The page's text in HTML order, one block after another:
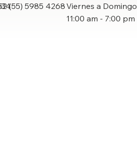
(55) 5985 4268Viernes a Domingo
11:00 am - 7:00 pm